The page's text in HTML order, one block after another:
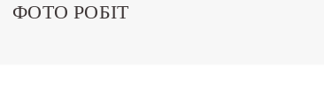
ФОТО РОБІТ